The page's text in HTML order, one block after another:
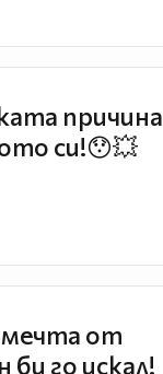
причина
си!😯💥
мечта от
го искал!